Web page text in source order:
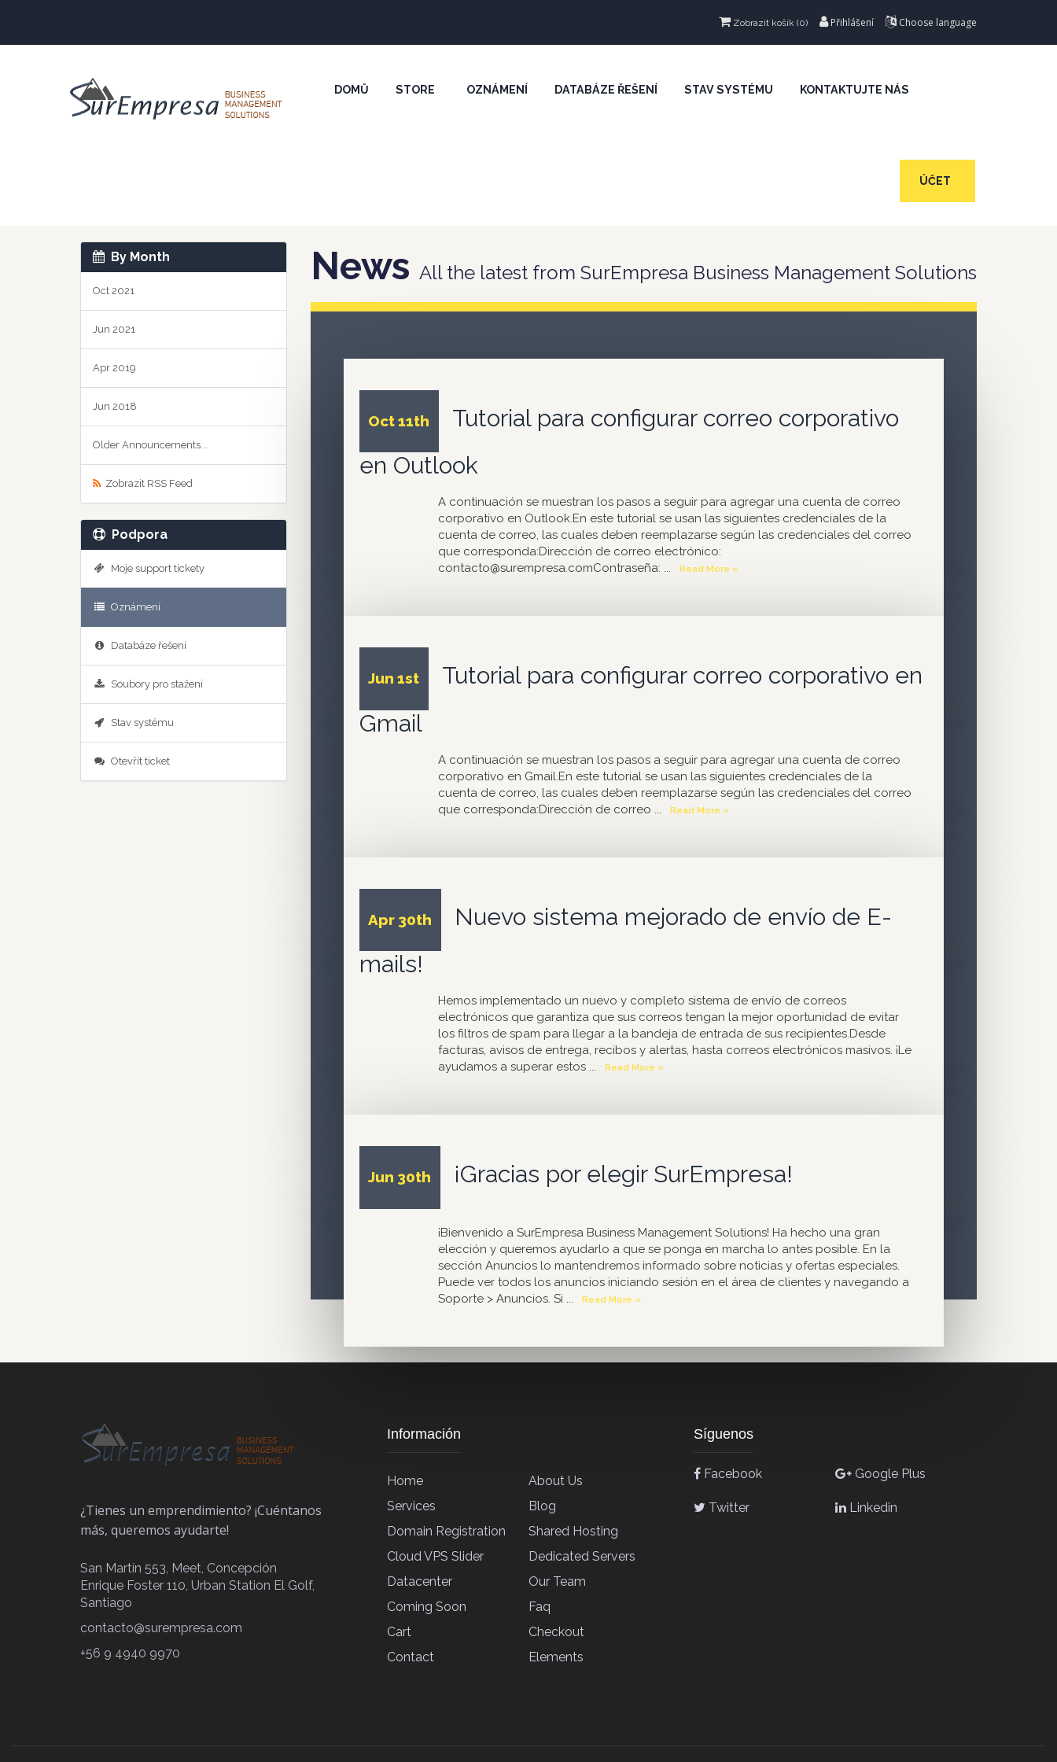
Choose language
Přihlášení
Zobrazit košík (0)
DOMŮ STORE OZNÁMENÍ DATABÁZE ŘEŠENÍ STAV SYSTÉMU KONTAKTUJTE NÁS
ÚČET
News All the latest from SurEmpresa Business Management Solutions
By Month
Oct 2021
Jun 2021
Apr 2019
Jun 2018
Older Announcements...
Zobrazit RSS Feed
Oct 11th
Tutorial para configurar correo corporativo
en Outlook
A continuación se muestran los pasos a seguir para agregar una cuenta de correo
corporativo en Outlook.En este tutorial se usan las siguientes credenciales de la
cuenta de correo, las cuales deben reemplazarse según las credenciales del correo
que corresponda:Dirección de correo electrónico:
contacto@surempresa.comContraseña: ...
Read More »
Jun 1st
Tutorial para configurar correo corporativo en
Gmail
A continuación se muestran los pasos a seguir para agregar una cuenta de correo
corporativo en Gmail.En este tutorial se usan las siguientes credenciales de la
cuenta de correo, las cuales deben reemplazarse según las credenciales del correo
que corresponda:Dirección de correo ...
Read More »
Apr 30th
Nuevo sistema mejorado de envío de E-
mails!
Hemos implementado un nuevo y completo sistema de envío de correos
electrónicos que garantiza que sus correos tengan la mejor oportunidad de evitar
los filtros de spam para llegar a la bandeja de entrada de sus recipientes.Desde
facturas, avisos de entrega, recibos y alertas, hasta correos electrónicos masivos. ¡Le
ayudamos a superar estos ...
Read More »
Jun 30th ¡Gracias por elegir SurEmpresa!
¡Bienvenido a SurEmpresa Business Management Solutions! Ha hecho una gran
elección y queremos ayudarlo a que se ponga en marcha lo antes posible. En la
sección Anuncios lo mantendremos informado sobre noticias y ofertas especiales.
Puede ver todos los anuncios iniciando sesión en el área de clientes y navegando a
Soporte > Anuncios. Si ...
Read More »
Podpora
Moje support tickety
Oznámení
Databáze řešení
Soubory pro stažení
Stav systému
Otevřít ticket
¿Tienes un emprendimiento? ¡Cuéntanos
más, queremos ayudarte!
San Martín 553, Meet, Concepción
Enrique Foster 110, Urban Station El Golf,
Santiago
contacto@surempresa.com
+56 9 4940 9970
Información
Home
About Us
Services
Blog
Domain Registration
Shared Hosting
Cloud VPS Slider
Dedicated Servers
Datacenter
Our Team
Coming Soon
Faq
Cart
Checkout
Contact
Elements
Síguenos
Facebook Google Plus
Twitter Linkedin